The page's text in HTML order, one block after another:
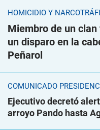
HOMICIDIO Y
Miembro de un
un disparo en la
Peñarol
COMUNICADO
Ejecutivo decretó
arroyo Pando hasta